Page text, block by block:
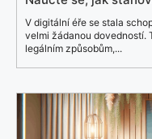
V digitální éře se stala
velmi žádanou dovedností.
legálním způsobům,...